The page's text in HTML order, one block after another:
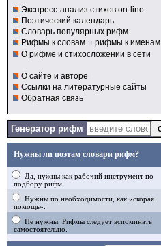
Экспресс-анализ стихов on-line
Поэтический календарь
Словарь популярных рифм
Рифмы к словам и рифмы к именам
О рифме и стихосложении в сети
О сайте и авторе
Ссылки на литературные сайты
Обратная связь
Генератор рифм
Нужны ли поэтам словари рифм?
Да, нужны как рабочий инструмент по
подбору рифм.
Нужны по необходимости, как «скорая
помощь».
Не нужны. Рифмы следует вспоминать
самостоятельно.